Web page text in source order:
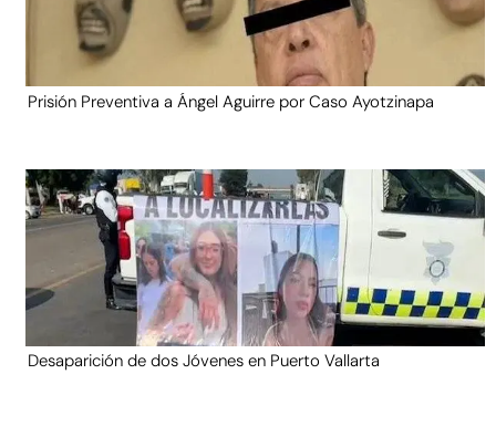
Prisión Preventiva a Ángel Aguirre por Caso Ayotzinapa
Desaparición de dos Jóvenes en Puerto Vallarta